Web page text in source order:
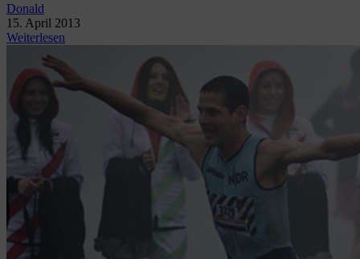
Donald
15. April 2013
Weiterlesen